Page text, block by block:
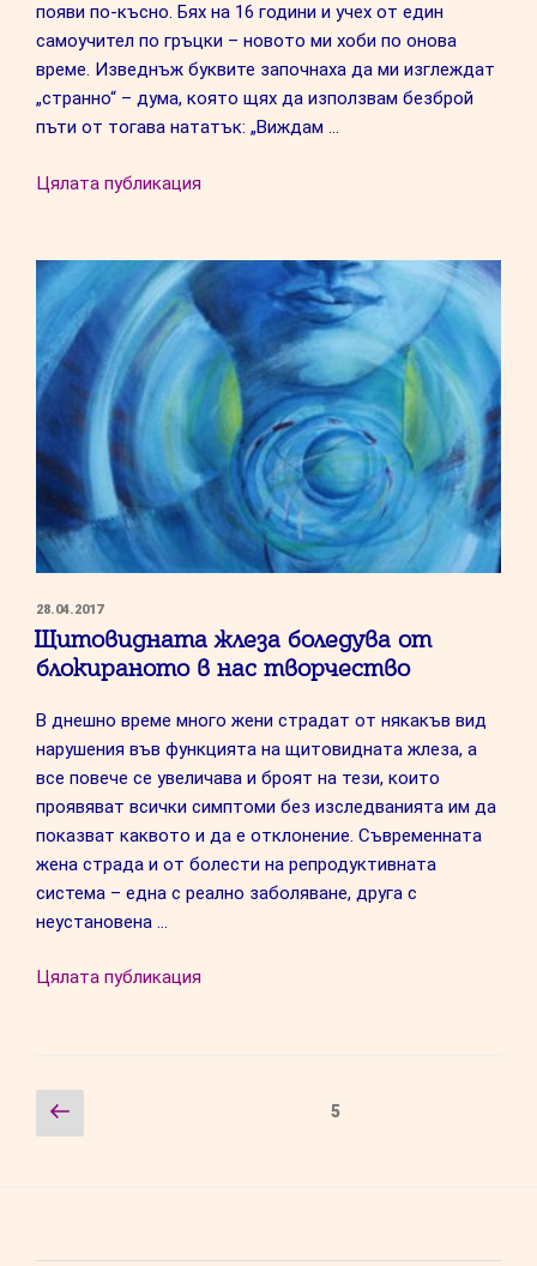
появи по-късно. Бях на 16 години и учех от един
самоучител по гръцки – новото ми хоби по онова
време. Изведнъж буквите започнаха да ми изглеждат
„странно“ – дума, която щях да използвам безброй
пъти от тогава нататък: „Виждам …
Цялата публикация
прозрения
нестандартни
подходи,
за
да
справите
тях”
ПУБЛИКУВАНО
НА
28.04.2017
Щитовидната жлеза боледува от
блокираното в нас творчество
В днешно време много жени страдат от някакъв вид
нарушения във функцията на щитовидната жлеза, а
все повече се увеличава и броят на тези, които
проявяват всички симптоми без изследванията им да
показват каквото и да е отклонение. Съвременната
жена страда и от болести на репродуктивната
система – една с реално заболяване, друга с
неустановена …
Цялата публикация
Навигация
Предишна
страница
Страница5